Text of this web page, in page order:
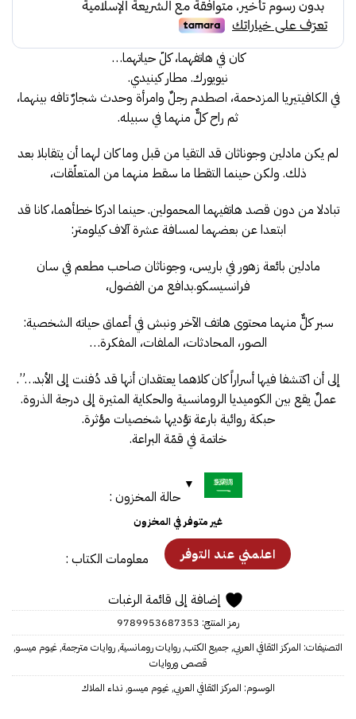
كان في هاتفهما، كلّ حياتهما…
نيويورك. مطار كينيدي.
في الكافيتيريا المزدحمة، اصطدم رجلٌ وامرأة وحدث شجارٌ تافه بينهما،
ثم راح كلٌّ منهما في سبيله.
لم يكن مادلين وجوناثان قد التقيا من قبل وما كان لهما أن يتقابلا بعد
ذلك. ولكن حينما التقطا ما سقط منهما من المتعلّقات،
تبادلا من دون قصد هاتفيهما المحمولين. حينما ادركا خطأهما، كانا قد
ابتعدا عن بعضهما لمسافة عشرة آلاف كيلومتر:
مادلين بائعة زهور في باريس، وجوناثان صاحب مطعم في سان
فرانسيسكو.بدافع من الفضول،
سبر كلٌّ منهما محتوى هاتف الآخر ونبش في أعماق حياته الشخصية:
الصور، المحادثات، الملفات، المفكرة…
إلى أن اكتشفا فيها أسراراً كان كلاهما يعتقدان أنها قد دُفنت إلى الأبد…”.
عملٌ يقع بين الكوميديا الرومانسية والحكاية المثيرة إلى درجة الذروة.
حبكة روائية بارعة تؤديها شخصيات مؤثرة.
خاتمة في قمّة البراعة.
حالة المخزون :
غير متوفر في المخزون
معلومات الكتاب :
إضافة إلى قائمة الرغبات
رمز المنتج: 9789953687353
التصنيفات: المركز الثقافي العربي,جميع الكتب,روايات رومانسية,روايات مترجمة,غيوم ميسو,
قصص وروايات
الوسوم: المركز الثقافي العربي,غيوم ميسو, نداء الملاك‎